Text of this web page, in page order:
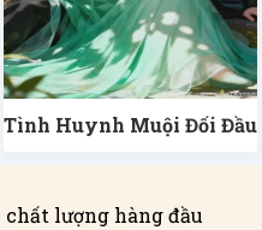
Tình Huynh Muội Đối Đầu
lượng hàng đầu